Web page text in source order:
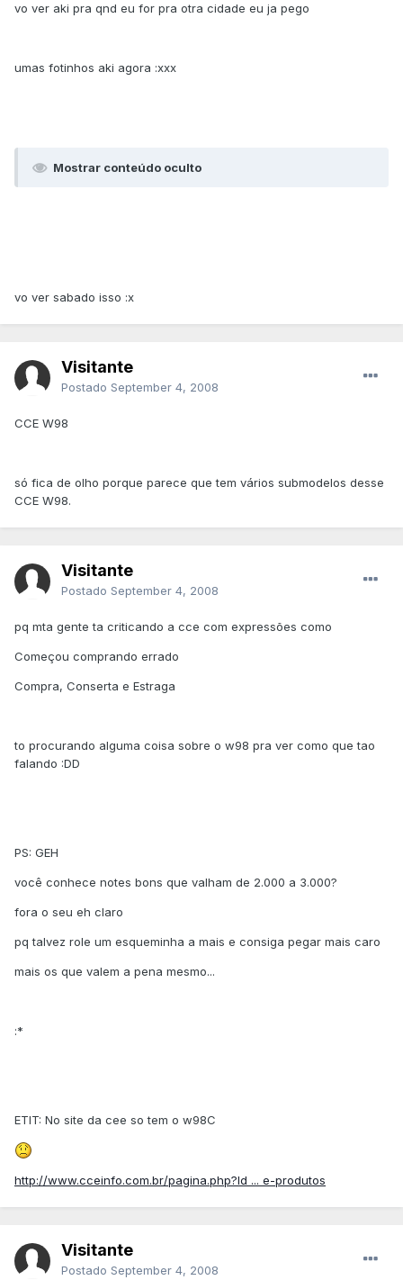
vo ver aki pra qnd eu for pra otra cidade eu ja pego
umas fotinhos aki agora :xxx
Mostrar conteúdo oculto
vo ver sabado isso :x
Visitante
Postado September 4, 2008
CCE W98
só fica de olho porque parece que tem vários submodelos desse
CCE W98.
Visitante
Postado September 4, 2008
pq mta gente ta criticando a cce com expressões como
Começou comprando errado
Compra, Conserta e Estraga
to procurando alguma coisa sobre o w98 pra ver como que tao
falando :DD
PS: GEH
você conhece notes bons que valham de 2.000 a 3.000?
fora o seu eh claro
pq talvez role um esqueminha a mais e consiga pegar mais caro
mais os que valem a pena mesmo...
:*
ETIT: No site da cee so tem o w98C
http://www.cceinfo.com.br/pagina.php?Id ... e-produtos
Visitante
Postado September 4, 2008